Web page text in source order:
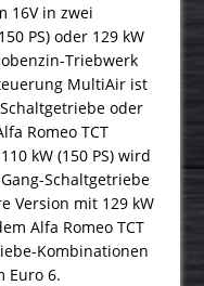
16V in zwei
PS) oder 129 kW
Triebwerk
MultiAir ist
oder
Romeo TCT
kW (150 PS) wird
Schaltgetriebe
Version mit 129 kW
Alfa Romeo TCT
Kombinationen
Euro 6.